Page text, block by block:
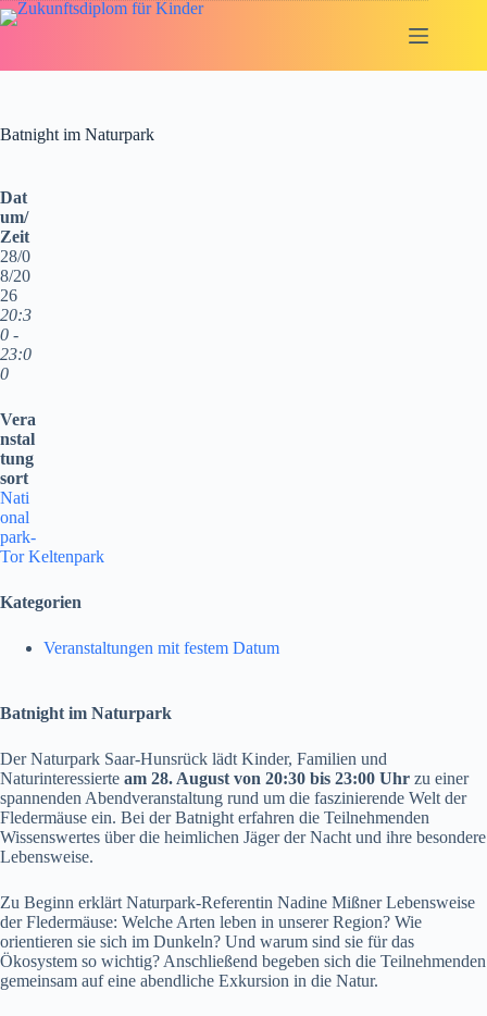
Zum
Inhalt
Batnight im Naturpark
Dat
um/
Zeit
28/0
8/20
26
20:3
0 -
23:0
0
Vera
nstal
tung
sort
Nati
onal
park-
Tor Keltenpark
Kategorien
Veranstaltungen mit festem Datum
Batnight im Naturpark
Der Naturpark Saar-Hunsrück lädt Kinder, Familien und
Naturinteressierte am 28. August von 20:30 bis 23:00 Uhr zu einer
spannenden Abendveranstaltung rund um die faszinierende Welt der
Fledermäuse ein. Bei der Batnight erfahren die Teilnehmenden
Wissenswertes über die heimlichen Jäger der Nacht und ihre besondere
Lebensweise.
Zu Beginn erklärt Naturpark-Referentin Nadine Mißner Lebensweise
der Fledermäuse: Welche Arten leben in unserer Region? Wie
orientieren sie sich im Dunkeln? Und warum sind sie für das
Ökosystem so wichtig? Anschließend begeben sich die Teilnehmenden
gemeinsam auf eine abendliche Exkursion in die Natur.